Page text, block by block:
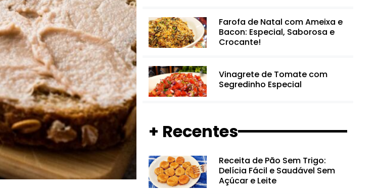
Farofa de Natal com Ameixa e
Bacon: Especial, Saborosa e
Crocante!
Vinagrete de Tomate com
Segredinho Especial
+ Recentes
Receita de Pão Sem Trigo:
Delícia Fácil e Saudável Sem
Açúcar e Leite